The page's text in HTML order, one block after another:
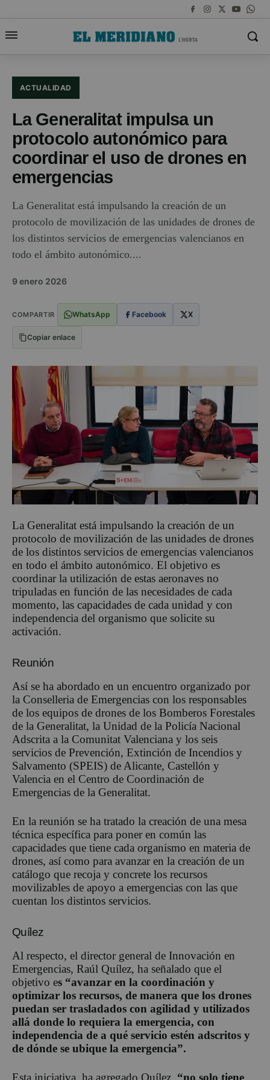
ACTUALIDAD
La Generalitat impulsa un
protocolo autonómico para
coordinar el uso de drones en
emergencias
La Generalitat está impulsando la creación de un
protocolo de movilización de las unidades de drones de
los distintos servicios de emergencias valencianos en
todo el ámbito autonómico....
9 enero 2026
COMPARTIR WhatsApp Facebook X
Copiar enlace
La Generalitat está impulsando la creación de un
protocolo de movilización de las unidades de drones
de los distintos servicios de emergencias valencianos
en todo el ámbito autonómico. El objetivo es
coordinar la utilización de estas aeronaves no
tripuladas en función de las necesidades de cada
momento, las capacidades de cada unidad y con
independencia del organismo que solicite su
activación.
Reunión
Así se ha abordado en un encuentro organizado por
la Conselleria de Emergencias con los responsables
de los equipos de drones de los Bomberos Forestales
de la Generalitat, la Unidad de la Policía Nacional
Adscrita a la Comunitat Valenciana y los seis
servicios de Prevención, Extinción de Incendios y
Salvamento (SPEIS) de Alicante, Castellón y
Valencia en el Centro de Coordinación de
Emergencias de la Generalitat.
En la reunión se ha tratado la creación de una mesa
técnica específica para poner en común las
capacidades que tiene cada organismo en materia de
drones, así como para avanzar en la creación de un
catálogo que recoja y concrete los recursos
movilizables de apoyo a emergencias con las que
cuentan los distintos servicios.
Quílez
Al respecto, el director general de Innovación en
Emergencias, Raúl Quílez, ha señalado que el
objetivo es “avanzar en la coordinación y
optimizar los recursos, de manera que los drones
puedan ser trasladados con agilidad y utilizados
allá donde lo requiera la emergencia, con
independencia de a qué servicio estén adscritos y
de dónde se ubique la emergencia”.
Esta iniciativa, ha agregado Quílez, “no solo tiene